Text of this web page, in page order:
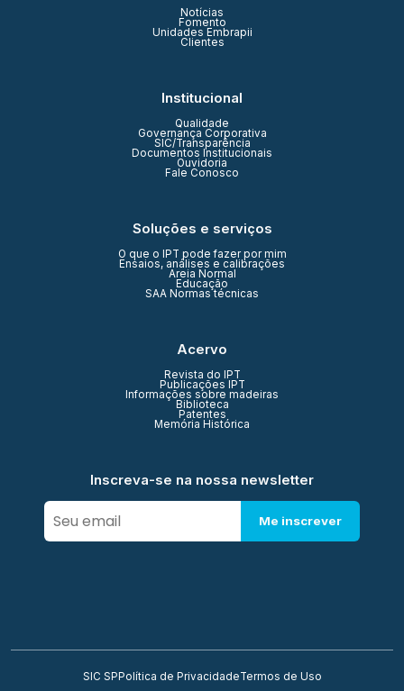
Notícias
Fomento
Unidades Embrapii
Clientes
Institucional
Qualidade
Governança Corporativa
SIC/Transparência
Documentos Institucionais
Ouvidoria
Fale Conosco
Soluções e serviços
O que o IPT pode fazer por mim
Ensaios, análises e calibrações
Areia Normal
Educação
SAA Normas técnicas
Acervo
Revista do IPT
Publicações IPT
Informações sobre madeiras
Biblioteca
Patentes
Memória Histórica
Inscreva-se na nossa newsletter
Me inscrever
SIC SP Política de PrivacidadeTermos de Uso